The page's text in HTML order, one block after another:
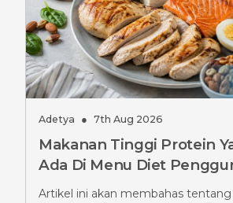
Adetya ● 7th Aug 2026
Makanan Tinggi Protein
Ada Di Menu Diet
Ozempic, Jangan Sampai
Artikel ini akan membahas